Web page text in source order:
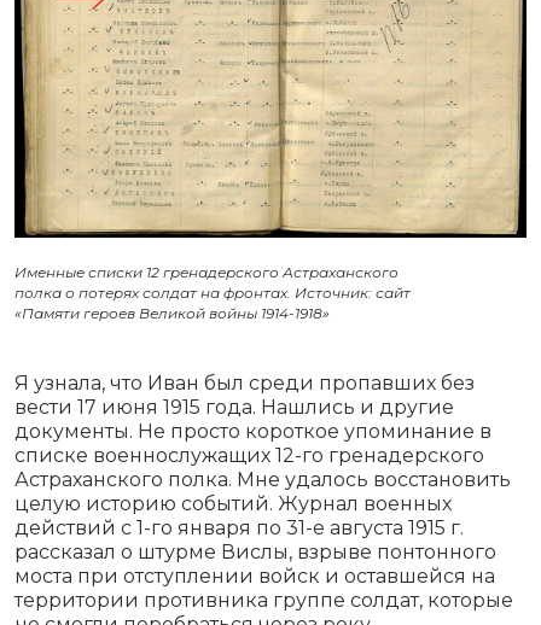
Именные списки 12 гренадерского Астраханского
полка о потерях солдат на фронтах. Источник: сайт
«Памяти героев Великой войны 1914-1918»
Я узнала, что Иван был среди пропавших без
вести 17 июня 1915 года. Нашлись и другие
документы. Не просто короткое упоминание в
списке военнослужащих 12-го гренадерского
Астраханского полка. Мне удалось восстановить
целую историю событий. Журнал военных
действий с 1-го января по 31-е августа 1915 г.
рассказал о штурме Вислы, взрыве понтонного
моста при отступлении войск и оставшейся на
территории противника группе солдат, которые